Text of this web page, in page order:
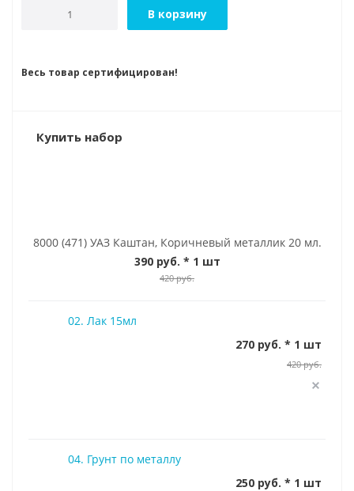
В корзину
Весь товар сертифицирован!
Купить набор
8000 (471) УАЗ Каштан, Коричневый металлик 20 мл.
390 руб. * 1 шт
420 руб.
02. Лак 15мл
270 руб. * 1 шт
420 руб.
04. Грунт по металлу
250 руб. * 1 шт